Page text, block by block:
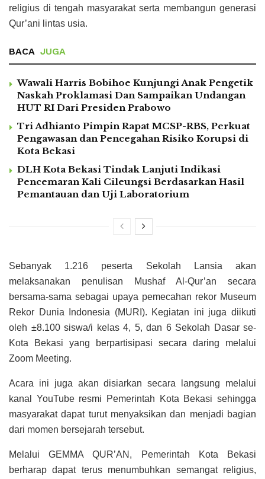
religius di tengah masyarakat serta membangun generasi
Qur’ani lintas usia.
BACA JUGA
Wawali Harris Bobihoe Kunjungi Anak Pengetik
Naskah Proklamasi Dan Sampaikan Undangan
HUT RI Dari Presiden Prabowo
Tri Adhianto Pimpin Rapat MCSP-RBS, Perkuat
Pengawasan dan Pencegahan Risiko Korupsi di
Kota Bekasi
DLH Kota Bekasi Tindak Lanjuti Indikasi
Pencemaran Kali Cileungsi Berdasarkan Hasil
Pemantauan dan Uji Laboratorium
Sebanyak 1.216 peserta Sekolah Lansia akan
melaksanakan penulisan Mushaf Al-Qur’an secara
bersama-sama sebagai upaya pemecahan rekor Museum
Rekor Dunia Indonesia (MURI). Kegiatan ini juga diikuti
oleh ±8.100 siswa/i kelas 4, 5, dan 6 Sekolah Dasar se-
Kota Bekasi yang berpartisipasi secara daring melalui
Zoom Meeting.
Acara ini juga akan disiarkan secara langsung melalui
kanal YouTube resmi Pemerintah Kota Bekasi sehingga
masyarakat dapat turut menyaksikan dan menjadi bagian
dari momen bersejarah tersebut.
Melalui GEMMA QUR’AN, Pemerintah Kota Bekasi
berharap dapat terus menumbuhkan semangat religius,